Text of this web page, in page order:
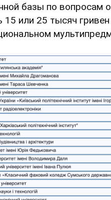
базы по вопросам
15 или 25 тысяч